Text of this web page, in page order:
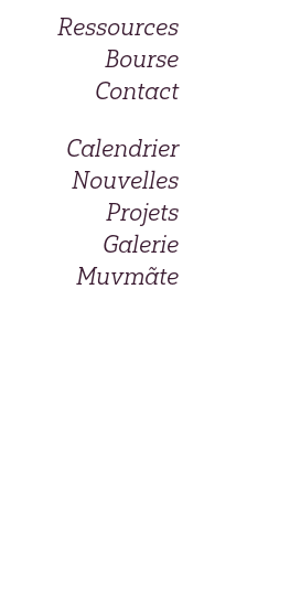
Ressources
Bourse
Contact
Calendrier
Nouvelles
Projets
Galerie
Muvmãte